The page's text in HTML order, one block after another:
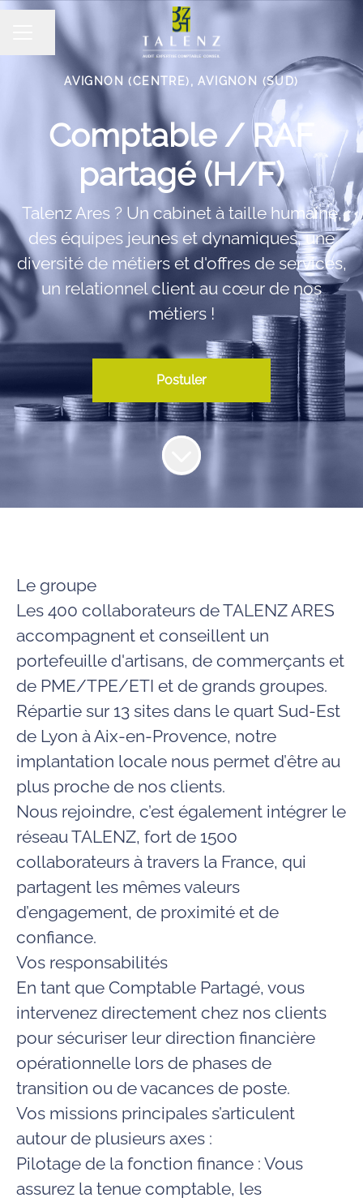
MENU CARRIÈRE
Partager la page
AVIGNON (CENTRE), AVIGNON (SUD)
Comptable / RAF
partagé (H/F)
Talenz Ares ? Un cabinet à taille humaine,
des équipes jeunes et dynamiques, une
diversité de métiers et d'offres de services,
un relationnel client au cœur de nos
métiers !
Postuler
Le groupe
Les 400 collaborateurs de TALENZ ARES
accompagnent et conseillent un
portefeuille d'artisans, de commerçants et
de PME/TPE/ETI et de grands groupes.
Répartie sur 13 sites dans le quart Sud-Est
de Lyon à Aix-en-Provence, notre
implantation locale nous permet d’être au
plus proche de nos clients.
Nous rejoindre, c’est également intégrer le
réseau TALENZ, fort de 1500
collaborateurs à travers la France, qui
partagent les mêmes valeurs
d’engagement, de proximité et de
confiance.
Vos responsabilités
En tant que Comptable Partagé, vous
intervenez directement chez nos clients
pour sécuriser leur direction financière
opérationnelle lors de phases de
transition ou de vacances de poste.
Vos missions principales s’articulent
autour de plusieurs axes :
Pilotage de la fonction finance : Vous
assurez la tenue comptable, les